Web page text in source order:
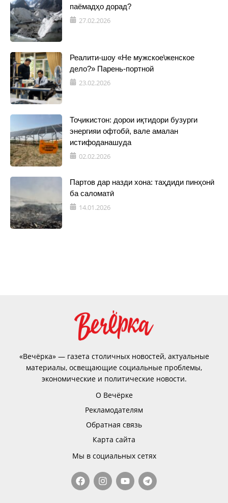
паёмадҳо дорад?
27.02.2026
Реалити-шоу «Не мужское\женское
дело?» Парень-портной
23.02.2026
Тоҷикистон: дорои иқтидори бузурги
энергияи офтобӣ, вале амалан
истифоданашуда
02.02.2026
Партов дар назди хона: таҳдиди пинҳонӣ
ба саломатӣ
14.01.2026
«Вечёрка» — газета столичных новостей, актуальные
материалы, освещающие социальные проблемы,
экономические и политические новости.
О Вечёрке
Рекламодателям
Обратная связь
Карта сайта
Мы в социальных сетях